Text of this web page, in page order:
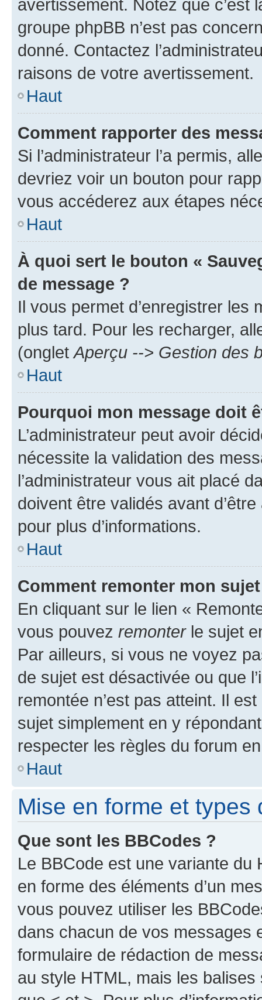
avertissement. Notez que c’est
groupe phpBB n’est pas
donné. Contactez
raisons de votre avertissement.
Haut
Comment rapporter des
Si l’administrateur l’a permis,
devriez voir un bouton pour
vous accéderez aux étapes
Haut
À quoi sert le bouton «
de message ?
Il vous permet d’enregistrer
plus tard. Pour les recharger,
(onglet Aperçu --> Gestion des
Haut
Pourquoi mon message doit
L’administrateur peut avoir
nécessite la validation des
l’administrateur vous ait placé
doivent être validés avant
pour plus d’informations.
Haut
Comment remonter mon
En cliquant sur le lien «
vous pouvez remonterle sujet
Par ailleurs, si vous ne voyez
de sujet est désactivée ou que
remontée n’est pas atteint. Il
sujet simplement en y
respecter les règles du forum
Haut
Mise en forme et types
Que sont les BBCodes ?
Le BBCode est une variante du
en forme des éléments d’un
vous pouvez utiliser les
dans chacun de vos messages
formulaire de rédaction de
au style HTML, mais les